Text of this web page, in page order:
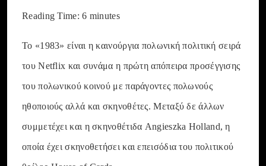
Reading Time:6 minutes
Το «1983» είναι η καινούργια πολωνική πολιτική σειρά
τουNetflix και συνάμα η πρώτη απόπειρα προσέγγισης
του πολωνικού κοινού με παράγοντες πολωνούς
ηθοποιούς αλλά και σκηνοθέτες. Mεταξύ δε άλλων
συμμετέχει και η σκηνοθέτιδα Angieszka Holland,η
οποία έχει σκηνοθετήσει και επεισόδια του πολιτικού